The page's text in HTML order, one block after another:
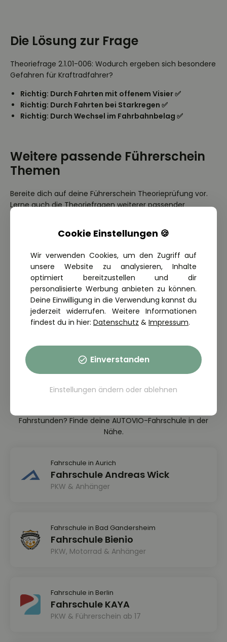
Die Lösung zur Frage
Theoriefrage 2.1.01-006: Wodurch ergeben sich besondere
Gefahren für Kraftradfahrer?
Richtig: Durch Fahrten mit offenem Visier ✅
Richtig: Durch Fahrten bei Starkregen ✅
Richtig: Durch Wechsel im Fahrbahnbelag ✅
Weitere passende Führerschein
Themen
Bereite dich auf deine Führerschein Theorieprüfung vor.
Lerne auch die Theoriefragen weiterer passender
Grundformen des Verkehrsverhaltens
Dunkelheit und schlechte Sicht
Fahrbahn- und Witterungsverhältnisse
Geschwindigkeit
Überholen
Autobahn
Besondere Verkehrssituationen
Alkohol, Drogen, Medikamente
Affektiv-emotionales Verhalten im Straßenverkehr
Fahrschulen in deiner Nähe
Fahrstunden? Finde deine AUTOVIO-Fahrschule in der
Nähe.
Fahrschule in Aurich
Fahrschule Andreas Wick
PKW & Anhänger
Fahrschule in Bad Gandersheim
Fahrschule Bienio
PKW, Motorrad & Anhänger
Fahrschule in Berlin
Fahrschule KAYA
PKW & Führerschein ab 17
Cookie Einstellungen 🍪
Wir verwenden Cookies, um den Zugriff auf
unsere Website zu analysieren, Inhalte
optimiert bereitzustellen und dir
personalisierte Werbung anbieten zu können.
Deine Einwilligung in die Verwendung kannst du
jederzeit widerrufen. Weitere Informationen
findest du in hier: Datenschutz & Impressum.
Einverstanden
Einstellungen ändern oder ablehnen